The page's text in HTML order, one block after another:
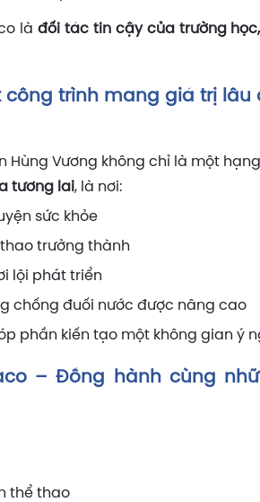
làđối tác tin cậy của trường
công trình mang giá trị lâu
Hùng Vương không chỉ là một
tương lai, là nơi:
sức khỏe
trưởng thành
lội phát triển
chống đuối nước được nâng cao
phần kiến tạo một không gian ý
– Đồng hành cùng
thể thao